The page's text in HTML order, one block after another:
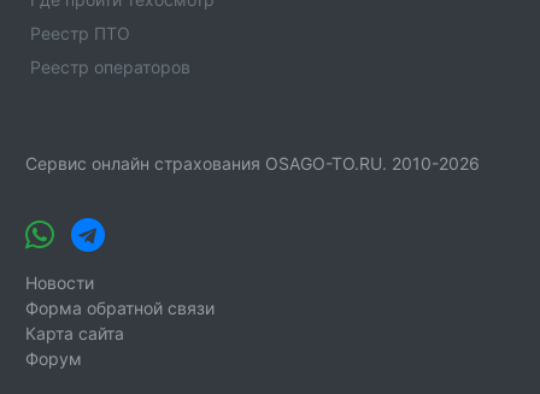
Реестр ПТО
Реестр операторов
Сервис онлайн страхования OSAGO-TO.RU. 2010-2026
Новости
Форма обратной связи
Карта сайта
Форум